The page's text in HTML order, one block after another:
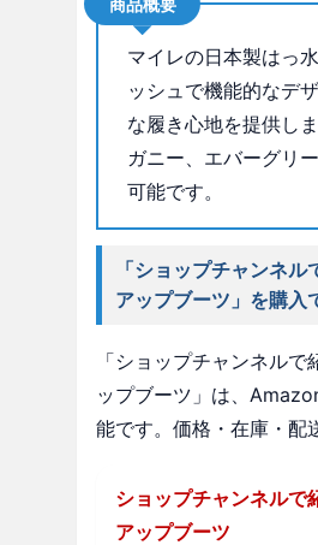
マイレの日本製はっ
ッシュで機能的なデ
な履き心地を提供し
ガニー、エバーグリ
可能です。
「ショップチャンネ
アップブーツ」を購入
「ショップチャンネル
ップブーツ」は、
能です。価格・在庫・配
ショップチャンネル
アップブーツ